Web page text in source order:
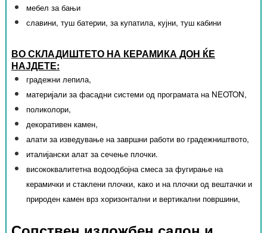
мебел за бањи
славини, туш батерии, за купатила, кујни, туш кабини
ВО СКЛАДИШТЕТО НА КЕРАМИКА ДОН ЌЕ
НАЈДЕТЕ:
градежни лепила,
материјали за фасадни системи од програмата на NEOTON,
поликолори,
декоративен камен,
алати за изведување на завршни работи во градежништвото,
италијански алат за сечење плочки.
висококвалитетна водоодбојна смеса за фугирање на
керамички и стаклени плочки, како и на плочки од вештачки и
природен камен врз хоризонтални и вертикални површини,